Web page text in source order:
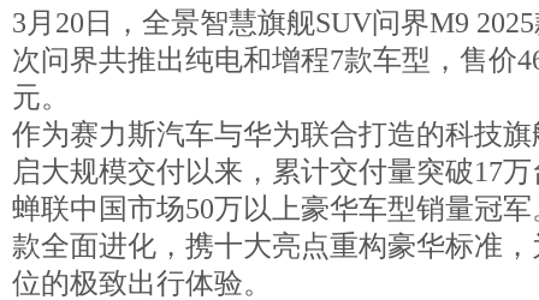
3月20日，全景智慧旗舰SUV问界M9
次问界共推出纯电和增程7款车型，售价
元。
作为赛力斯汽车与华为联合打造的科技
启大规模交付以来，累计交付量突破17
蝉联中国市场50万以上豪华车型销量冠军
款全面进化，携十大亮点重构豪华标准
位的极致出行体验。